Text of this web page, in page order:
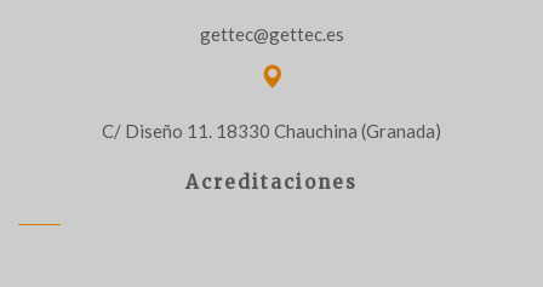
gettec@gettec.es
C/ Diseño 11. 18330 Chauchina (Granada)
Acreditaciones